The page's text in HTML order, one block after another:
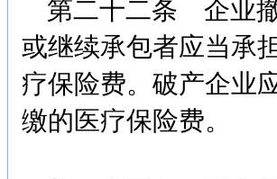
第二十二条 企业撤
或继续承包者应当承
疗保险费。破产企业
缴的医疗保险费。